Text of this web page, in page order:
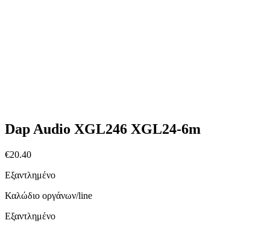
Dap Audio XGL246 XGL24-6m
€20.40
Εξαντλημένο
Καλώδιο οργάνων/line
Εξαντλημένο